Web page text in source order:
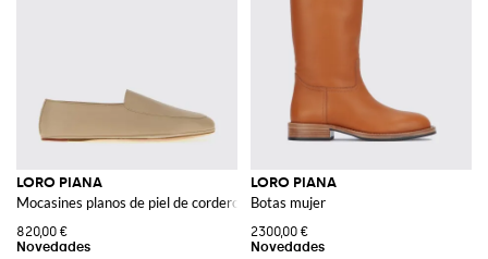
LORO PIANA
Mocasines planos de piel de cordero lisa con logo metálico
820,00 €
LORO PIANA
Botas mujer
2300,00 €